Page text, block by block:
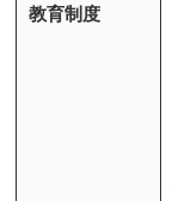
教育制度